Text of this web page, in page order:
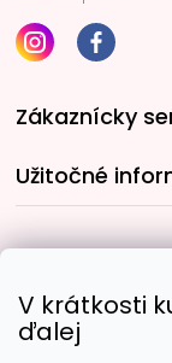
V krátkosti
ďalej
Zákaznícky
Užitočné